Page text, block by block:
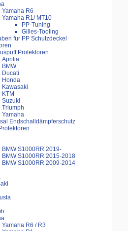
Yamaha R6
Yamaha R1/ MT10
PP-Tuning
Gilles-Tooling
für PP Schutzdeckel
Protektoren
Aprilia
BMW
Ducati
Honda
Kawasaki
KTM
Suzuki
Triumph
Yamaha
Endschalldämpferschutz
BMW S1000RR 2019-
BMW S1000RR 2015-2018
BMW S1000RR 2009-2014
Yamaha R6 / R3